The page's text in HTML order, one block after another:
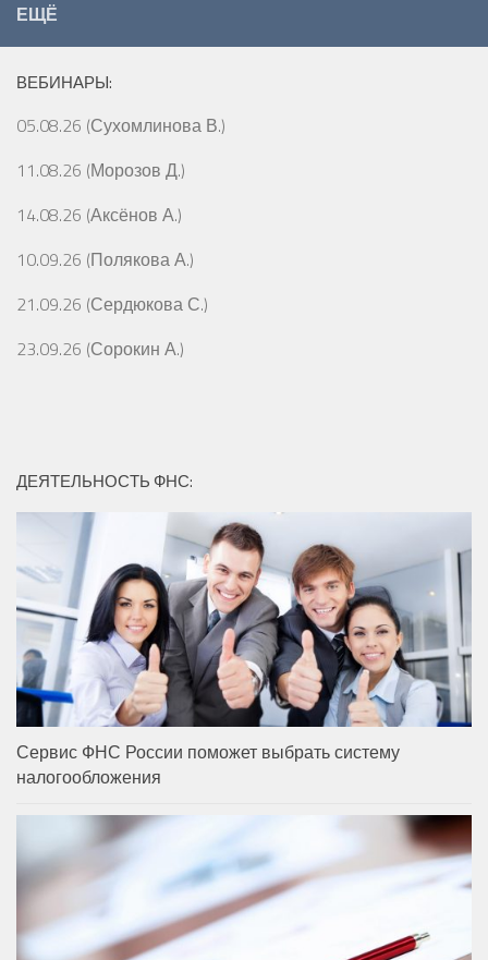
ЕЩЁ
ВЕБИНАРЫ:
05.08.26 (Сухомлинова В.)
11.08.26 (Морозов Д.)
14.08.26 (Аксёнов А.)
10.09.26 (Полякова А.)
21.09.26 (Сердюкова С.)
23.09.26 (Сорокин А.)
ДЕЯТЕЛЬНОСТЬ ФНС:
Сервис ФНС России поможет выбрать систему
налогообложения